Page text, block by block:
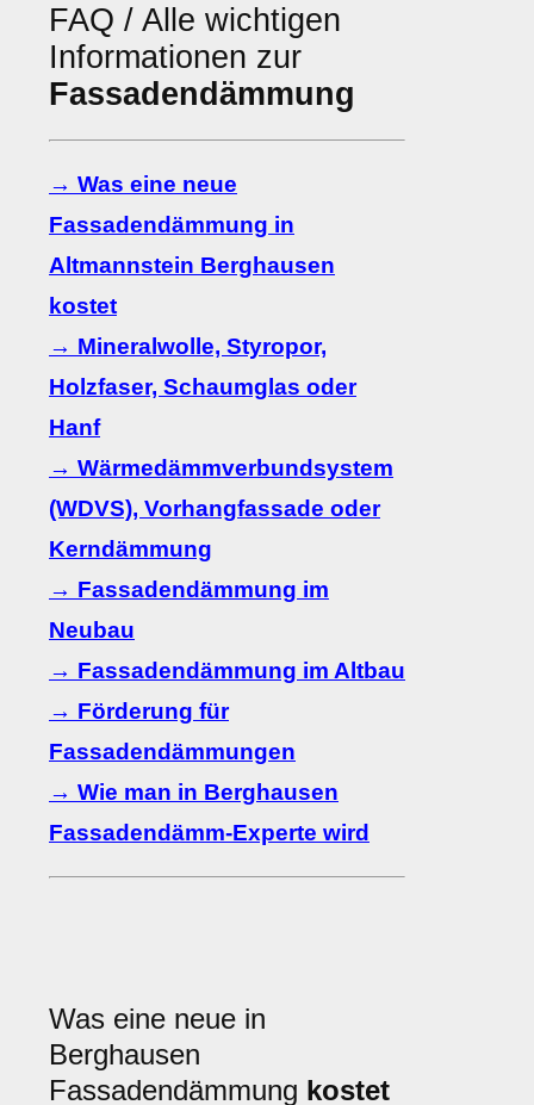
FAQ / Alle wichtigen
Informationen zur
Fassadendämmung
→ Was eine neue
Fassadendämmung in
Altmannstein Berghausen
kostet
→ Mineralwolle, Styropor,
Holzfaser, Schaumglas oder
Hanf
→ Wärmedämmverbundsystem
(WDVS), Vorhangfassade oder
Kerndämmung
→ Fassadendämmung im
Neubau
→ Fassadendämmung im Altbau
→ Förderung für
Fassadendämmungen
→ Wie man in Berghausen
Fassadendämm-Experte wird
Was eine neue in
Berghausen
Fassadendämmung kostet